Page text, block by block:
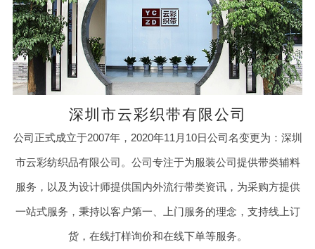
深圳市云彩织带有限公司
公司正式成立于2007年，2020年11月10日公司名变更为：深圳
市云彩纺织品有限公司。公司专注于为服装公司提供带类辅料
服务，以及为设计师提供国内外流行带类资讯，为采购方提供
一站式服务，秉持以客户第一、上门服务的理念，支持线上订
货，在线打样询价和在线下单等服务。